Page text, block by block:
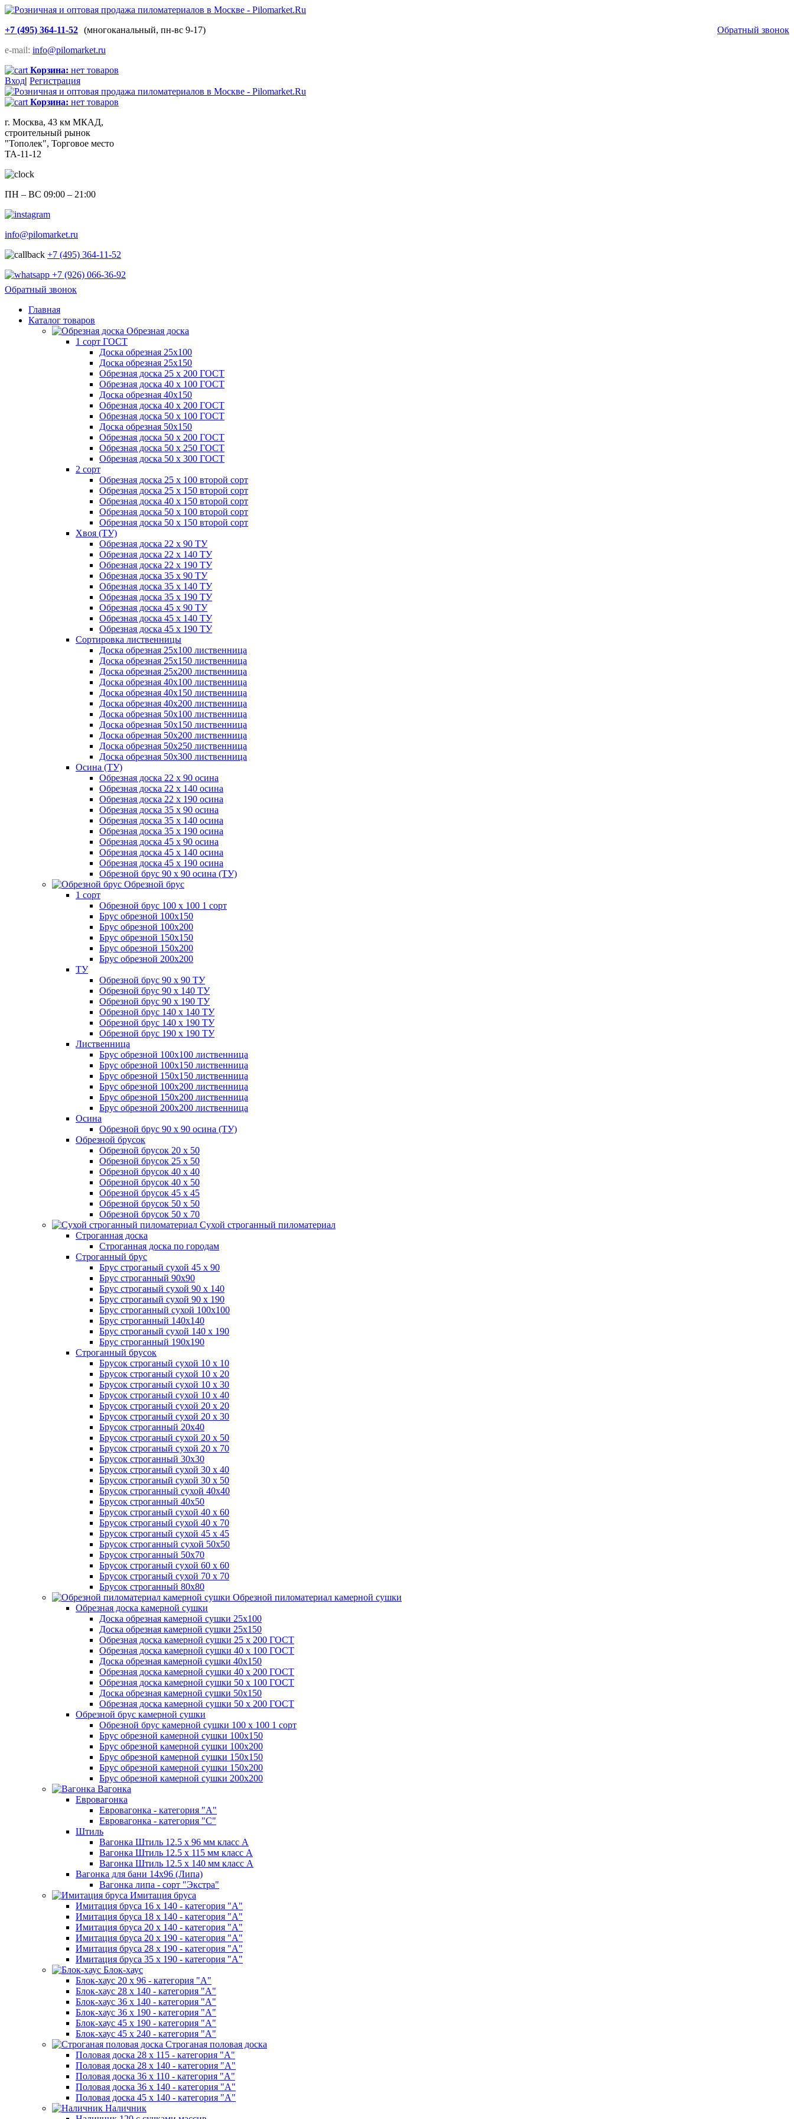
+7 (495) 364-11-52 Обратный звонок
(многоканальный, пн-вс 9-17)
e-mail: info@pilomarket.ru
Корзина: нет товаров
Вход| Регистрация
Корзина: нет товаров
г. Москва, 43 км МКАД,
строительный рынок
"Тополек", Торговое место
ТА-11-12
ПН – ВС 09:00 – 21:00
info@pilomarket.ru
+7 (495) 364-11-52
+7 (926) 066-36-92
Обратный звонок
Главная
Каталог товаров
Обрезная доска
1 сорт ГОСТ
Доска обрезная 25х100
Доска обрезная 25х150
Обрезная доска 25 х 200 ГОСТ
Обрезная доска 40 х 100 ГОСТ
Доска обрезная 40х150
Обрезная доска 40 х 200 ГОСТ
Обрезная доска 50 х 100 ГОСТ
Доска обрезная 50х150
Обрезная доска 50 х 200 ГОСТ
Обрезная доска 50 х 250 ГОСТ
Обрезная доска 50 х 300 ГОСТ
2 сорт
Обрезная доска 25 х 100 второй сорт
Обрезная доска 25 х 150 второй сорт
Обрезная доска 40 х 150 второй сорт
Обрезная доска 50 х 100 второй сорт
Обрезная доска 50 х 150 второй сорт
Хвоя (ТУ)
Обрезная доска 22 х 90 ТУ
Обрезная доска 22 х 140 ТУ
Обрезная доска 22 х 190 ТУ
Обрезная доска 35 х 90 ТУ
Обрезная доска 35 х 140 ТУ
Обрезная доска 35 х 190 ТУ
Обрезная доска 45 х 90 ТУ
Обрезная доска 45 х 140 ТУ
Обрезная доска 45 х 190 ТУ
Сортировка лиственницы
Доска обрезная 25х100 лиственница
Доска обрезная 25х150 лиственница
Доска обрезная 25х200 лиственница
Доска обрезная 40х100 лиственница
Доска обрезная 40х150 лиственница
Доска обрезная 40х200 лиственница
Доска обрезная 50х100 лиственница
Доска обрезная 50х150 лиственница
Доска обрезная 50х200 лиственница
Доска обрезная 50х250 лиственница
Доска обрезная 50х300 лиственница
Осина (ТУ)
Обрезная доска 22 х 90 осина
Обрезная доска 22 х 140 осина
Обрезная доска 22 х 190 осина
Обрезная доска 35 х 90 осина
Обрезная доска 35 х 140 осина
Обрезная доска 35 х 190 осина
Обрезная доска 45 х 90 осина
Обрезная доска 45 х 140 осина
Обрезная доска 45 х 190 осина
Обрезной брус 90 х 90 осина (ТУ)
Обрезной брус
1 сорт
Обрезной брус 100 х 100 1 сорт
Брус обрезной 100х150
Брус обрезной 100х200
Брус обрезной 150х150
Брус обрезной 150х200
Брус обрезной 200х200
ТУ
Обрезной брус 90 х 90 ТУ
Обрезной брус 90 х 140 ТУ
Обрезной брус 90 х 190 ТУ
Обрезной брус 140 х 140 ТУ
Обрезной брус 140 х 190 ТУ
Обрезной брус 190 х 190 ТУ
Лиственница
Брус обрезной 100х100 лиственница
Брус обрезной 100х150 лиственница
Брус обрезной 150х150 лиственница
Брус обрезной 100х200 лиственница
Брус обрезной 150х200 лиственница
Брус обрезной 200х200 лиственница
Осина
Обрезной брус 90 х 90 осина (ТУ)
Обрезной брусок
Обрезной брусок 20 х 50
Обрезной брусок 25 х 50
Обрезной брусок 40 х 40
Обрезной брусок 40 х 50
Обрезной брусок 45 х 45
Обрезной брусок 50 х 50
Обрезной брусок 50 х 70
Сухой строганный пиломатериал
Строганная доска
Строганная доска по городам
Строганный брус
Брус строганый сухой 45 х 90
Брус строганный 90х90
Брус строганый сухой 90 х 140
Брус строганый сухой 90 х 190
Брус строганный сухой 100х100
Брус строганный 140х140
Брус строганый сухой 140 х 190
Брус строганный 190х190
Строганный брусок
Брусок строганый сухой 10 х 10
Брусок строганый сухой 10 х 20
Брусок строганый сухой 10 х 30
Брусок строганый сухой 10 х 40
Брусок строганый сухой 20 х 20
Брусок строганый сухой 20 х 30
Брусок строганный 20х40
Брусок строганый сухой 20 х 50
Брусок строганый сухой 20 х 70
Брусок строганный 30х30
Брусок строганый сухой 30 х 40
Брусок строганый сухой 30 х 50
Брусок строганный сухой 40х40
Брусок строганный 40х50
Брусок строганый сухой 40 х 60
Брусок строганый сухой 40 х 70
Брусок строганый сухой 45 х 45
Брусок строганный сухой 50х50
Брусок строганный 50х70
Брусок строганый сухой 60 х 60
Брусок строганый сухой 70 х 70
Брусок строганный 80х80
Обрезной пиломатериал камерной сушки
Обрезная доска камерной сушки
Доска обрезная камерной сушки 25х100
Доска обрезная камерной сушки 25х150
Обрезная доска камерной сушки 25 х 200 ГОСТ
Обрезная доска камерной сушки 40 х 100 ГОСТ
Доска обрезная камерной сушки 40х150
Обрезная доска камерной сушки 40 х 200 ГОСТ
Обрезная доска камерной сушки 50 х 100 ГОСТ
Доска обрезная камерной сушки 50х150
Обрезная доска камерной сушки 50 х 200 ГОСТ
Обрезной брус камерной сушки
Обрезной брус камерной сушки 100 х 100 1 сорт
Брус обрезной камерной сушки 100х150
Брус обрезной камерной сушки 100х200
Брус обрезной камерной сушки 150х150
Брус обрезной камерной сушки 150х200
Брус обрезной камерной сушки 200х200
Вагонка
Евровагонка
Евровагонка - категория "А"
Евровагонка - категория "С"
Штиль
Вагонка Штиль 12.5 х 96 мм класс А
Вагонка Штиль 12.5 х 115 мм класс А
Вагонка Штиль 12.5 х 140 мм класс А
Вагонка для бани 14х96 (Липа)
Вагонка липа - сорт "Экстра"
Имитация бруса
Имитация бруса 16 х 140 - категория "А"
Имитация бруса 18 х 140 - категория "А"
Имитация бруса 20 х 140 - категория "А"
Имитация бруса 20 х 190 - категория "А"
Имитация бруса 28 х 190 - категория "А"
Имитация бруса 35 х 190 - категория "А"
Блок-хаус
Блок-хаус 20 х 96 - категория "А"
Блок-хаус 28 х 140 - категория "А"
Блок-хаус 36 х 140 - категория "А"
Блок-хаус 36 х 190 - категория "А"
Блок-хаус 45 х 190 - категория "А"
Блок-хаус 45 х 240 - категория "А"
Строганая половая доска
Половая доска 28 х 115 - категория "А"
Половая доска 28 х 140 - категория "А"
Половая доска 36 х 110 - категория "А"
Половая доска 36 х 140 - категория "А"
Половая доска 45 х 140 - категория "А"
Наличник